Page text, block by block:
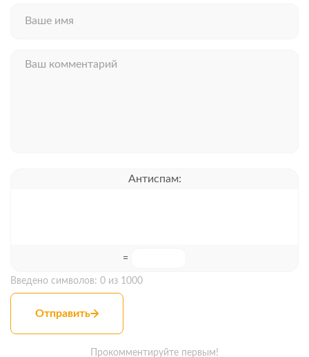
Отправить
Введено символов: 0 из 1000
Антиспам:
=
Прокомментируйте первым!